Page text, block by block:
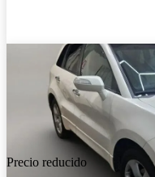
Precio reducido